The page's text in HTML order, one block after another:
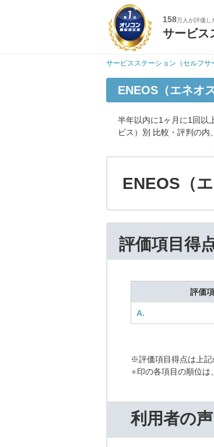
158万人が評価し
サービス
サービスステーション（セルフサ
ENEOS（エネオ
半年以内に1ヶ月に1回以
ビス）別 比較・評判の内
ENEOS（
評価項目得
評価
A.
※評価項目得点は上記
印の各項目の順位は
利用者の声